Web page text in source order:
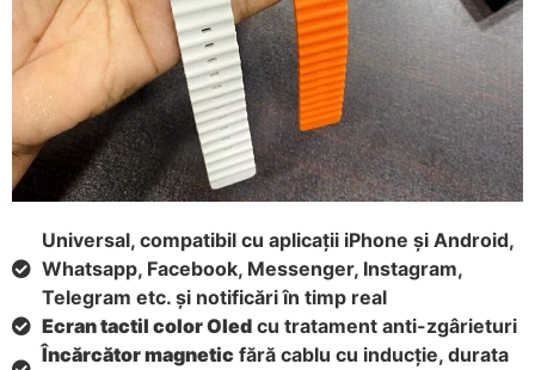
Universal, compatibil cu aplicații iPhone și Android,
Whatsapp, Facebook, Messenger, Instagram,
Telegram etc. și notificări în timp real
Ecran tactil color Oled cu tratament anti-zgârieturi
Încărcător magnetic fără cablu cu inducție, durata